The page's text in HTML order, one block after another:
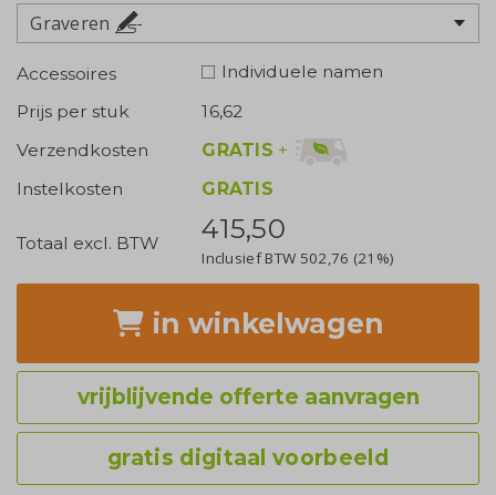
Graveren
Accessoires
Individuele namen
Prijs per stuk
16,62
Verzendkosten
GRATIS +
Instelkosten
GRATIS
Totaal excl. BTW 415,50
Inclusief BTW 502,76 (21%)
in winkelwagen
vrijblijvende offerte aanvragen
gratis digitaal voorbeeld